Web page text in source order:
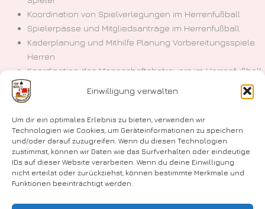
Einwilligung verwalten
Um dir ein optimales Erlebnis zu bieten, verwenden wir
Technologien wie Cookies, um Geräteinformationen zu speichern
und/oder darauf zuzugreifen. Wenn du diesen Technologien
zustimmst, können wir Daten wie das Surfverhalten oder eindeutige
IDs auf dieser Website verarbeiten. Wenn du deine Einwilligung
nicht erteilst oder zurückziehst, können bestimmte Merkmale und
Funktionen beeinträchtigt werden.
Koordination von Spielverlegungen im Herrenfußball
Spielerpässe und Mitgliedsanträge im Herrenfußball
Kaderplanung und Mithilfe Planung Vorbereitungsspiele
Herren
Koordination des Mannschaftsbetreuers im Herrenfußball
Koordination des Ordnungsdienstes bei Spielen im
Herrenfußball
Damenmannschaft
Ansprechpartner für den Elektronischen Spielbericht ESB
Ansprechpartner für denOVB(Fußballberichte)
Vertretung derSportlichen Leitung Frauen